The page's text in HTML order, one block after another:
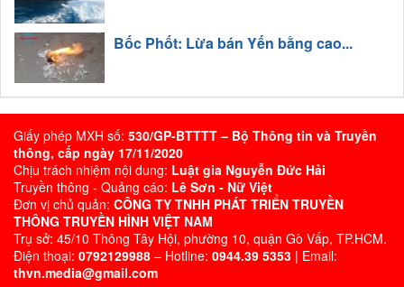
Bốc Phốt: Lừa bán Yến bằng cao...
Giấy phép MXH số: 530/GP-BTTTT – Bộ Thông tin và Truyền
thông, cấp ngày 17/11/2020
Chịu trách nhiệm nội dung: Luật gia Nguyễn Đức Hải
Truyền thông - Quảng cáo: Lê Sơn - Nữ Việt
Đơn vị chủ quản: CÔNG TY TNHH PHÁT TRIỂN TRUYỀN
THÔNG TRUYỀN HÌNH VIỆT NAM
Trụ sở: 45/10 Thông Tây Hội, phường 10, quận Gò Vấp, TP.HCM.
Điện thoại: 0792129988 – Hotline: 0944.39 5353 | Email:
thvn.media@gmail.com